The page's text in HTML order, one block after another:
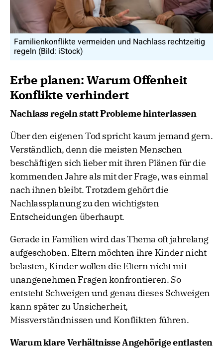
Familienkonflikte vermeiden und Nachlass rechtzeitig
regeln (Bild: iStock)
Erbe planen: Warum Offenheit
Konflikte verhindert
Nachlass regeln statt Probleme hinterlassen
Über den eigenen Tod spricht kaum jemand gern.
Verständlich, denn die meisten Menschen
beschäftigen sich lieber mit ihren Plänen für die
kommenden Jahre als mit der Frage, was einmal
nach ihnen bleibt. Trotzdem gehört die
Nachlassplanung zu den wichtigsten
Entscheidungen überhaupt.
Gerade in Familien wird das Thema oft jahrelang
aufgeschoben. Eltern möchten ihre Kinder nicht
belasten, Kinder wollen die Eltern nicht mit
unangenehmen Fragen konfrontieren. So
entsteht Schweigen und genau dieses Schweigen
kann später zu Unsicherheit,
Missverständnissen und Konflikten führen.
Warum klare Verhältnisse Angehörige entlasten